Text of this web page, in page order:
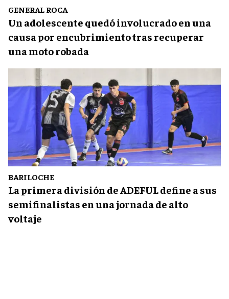
GENERAL ROCA
Un adolescente quedó involucrado en una
causa por encubrimiento tras recuperar
una moto robada
BARILOCHE
La primera división de ADEFUL define a sus
semifinalistas en una jornada de alto
voltaje